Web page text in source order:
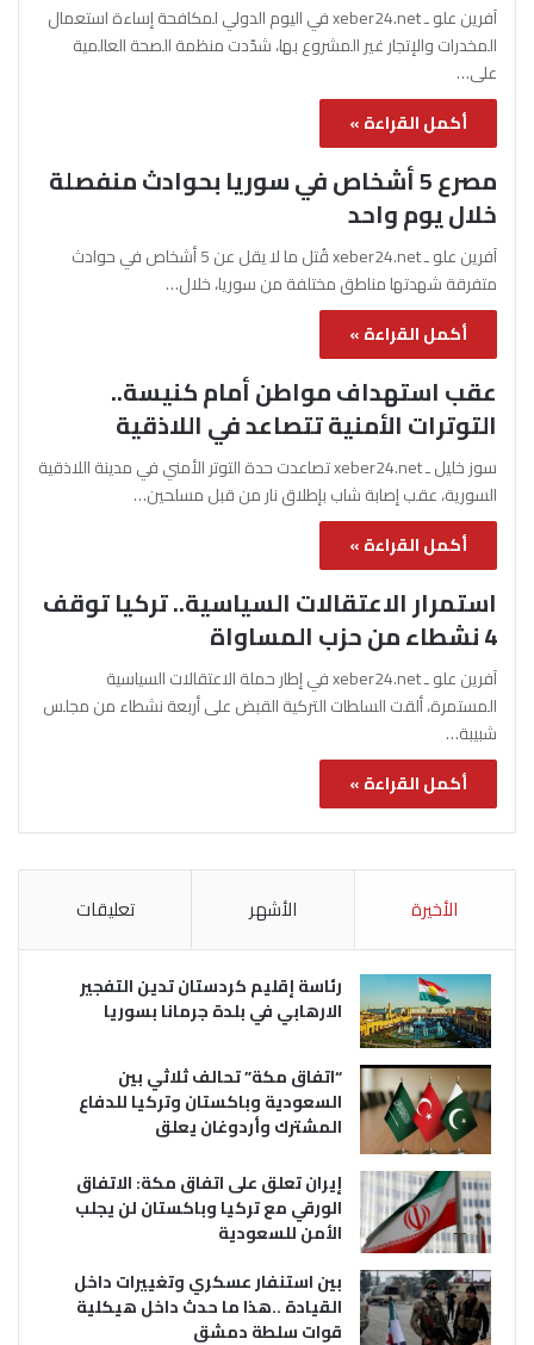
آفرين علو ـ xeber24.net في اليوم الدولي لمكافحة إساءة استعمال
المخدرات والإتجار غير المشروع بها، شدّدت منظمة الصحة العالمية
على…
أكمل القراءة »
مصرع 5 أشخاص في سوريا بحوادث منفصلة
خلال يوم واحد
آفرين علو ـ xeber24.net قُتل ما لا يقل عن 5 أشخاص في حوادث
متفرقة شهدتها مناطق مختلفة من سوريا، خلال…
أكمل القراءة »
عقب استهداف مواطن أمام كنيسة..
التوترات الأمنية تتصاعد في اللاذقية
سوز خليل ـ xeber24.net تصاعدت حدة التوتر الأمني في مدينة اللاذقية
السورية، عقب إصابة شاب بإطلاق نار من قبل مسلحين…
أكمل القراءة »
استمرار الاعتقالات السياسية.. تركيا توقف
4 نشطاء من حزب المساواة
آفرين علو ـ xeber24.net في إطار حملة الاعتقالات السياسية
المستمرة، ألقت السلطات التركية القبض على أربعة نشطاء من مجلس
شبيبة…
أكمل القراءة »
الأخيرة الأشهر تعليقات
رئاسة إقليم كردستان تدين التفجير
الارهابي في بلدة جرمانا بسوريا
“اتفاق مكة” تحالف ثلاثي بين
السعودية وباكستان وتركيا للدفاع
المشترك وأردوغان يعلق
إيران تعلق على اتفاق مكة: الاتفاق
الورقي مع تركيا وباكستان لن يجلب
الأمن للسعودية
بين استنفار عسكري وتغييرات داخل
القيادة ..هذا ما حدث داخل هيكلية
قوات سلطة دمشق